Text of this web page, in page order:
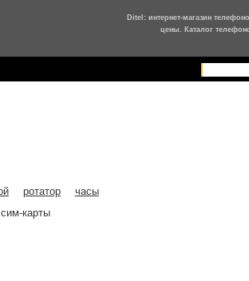
Ditel: интернет-магазин
цены. Каталог
ротатор
часы
карты